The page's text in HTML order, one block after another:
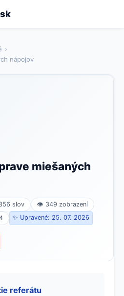
nápojov
miešaných
slov
👁 349 zobrazení
✨ Upravené: 25. 07. 2026
referátu